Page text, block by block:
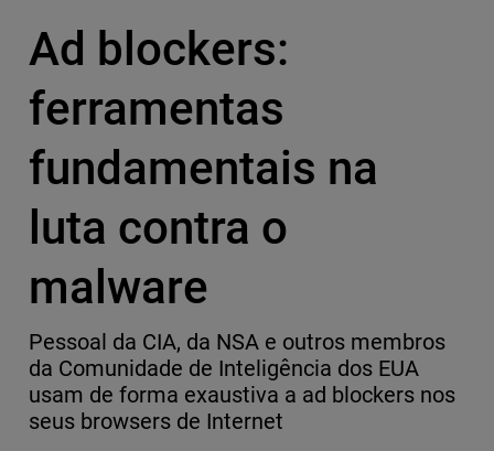
Ad blockers:
ferramentas
fundamentais na
luta contra o
malware
Pessoal da CIA, da NSA e outros membros
da Comunidade de Inteligência dos EUA
usam de forma exaustiva a ad blockers nos
seus browsers de Internet